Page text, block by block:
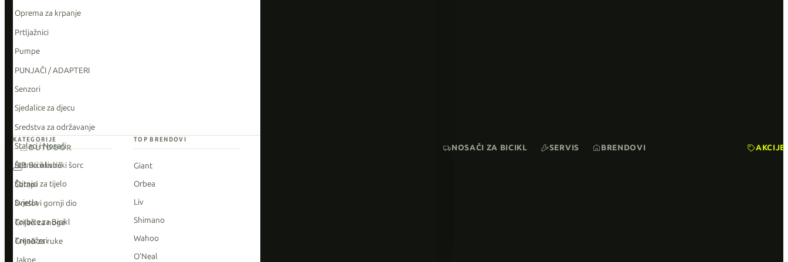
Oprema za krpanje
Prtljažnici
Pumpe
PUNJAČI / ADAPTERI
Senzori
Sjedalice za djecu
Sredstva za održavanje
Stalaci i Nosači
Štitnici okvira
Štitnici za tijelo
Svjetla
Torbice za Bicikl
Trenažeri
KATEGORIJE
BIB Biciklistički šorc
Čarapi
Dresovi gornji dio
Grijači za noge
Grijači za ruke
TOP BRENDOVI
Giant
Orbea
Liv
Shimano
Wahoo
O'Neal
OUTDOOR NOSAČI ZA BICIKL SERVIS BRENDOVI AKCIJE